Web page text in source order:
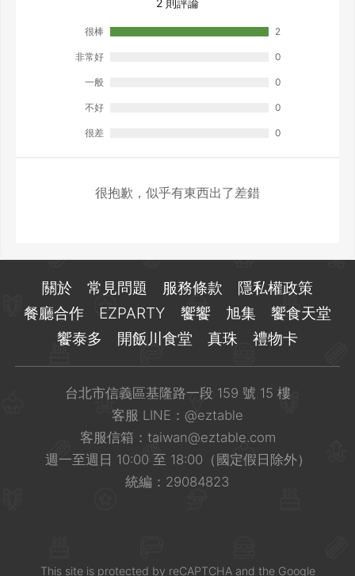
2 則評論
很棒 2
非常好 0
一般 0
不好 0
很差 0
很抱歉，似乎有東西出了差錯
關於 常見問題 服務條款
隱私權政策
餐廳合作
EZPARTY 饗饗 旭集
饗食天堂
饗泰多
開飯川食堂 真珠 禮物卡
台北市信義區基隆路一段 159 號 15 樓
客服 LINE： @eztable
客服信箱： taiwan@eztable.com
週一至週日 10:00 至 18:00（國定假日除外）
統編：29084823
This site is protected by reCAPTCHA and the Google